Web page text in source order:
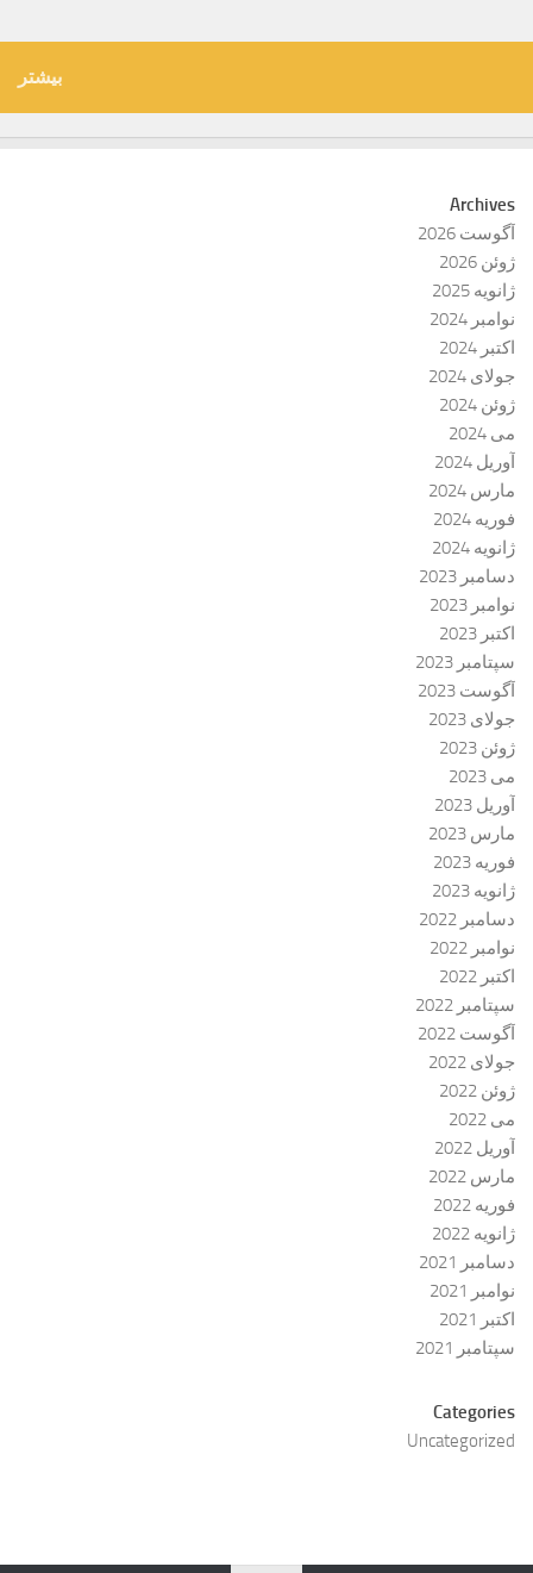
بیشتر
Archives
آگوست 2026
ژوئن 2026
ژانویه 2025
نوامبر 2024
اکتبر 2024
جولای 2024
ژوئن 2024
می 2024
آوریل 2024
مارس 2024
فوریه 2024
ژانویه 2024
دسامبر 2023
نوامبر 2023
اکتبر 2023
سپتامبر 2023
آگوست 2023
جولای 2023
ژوئن 2023
می 2023
آوریل 2023
مارس 2023
فوریه 2023
ژانویه 2023
دسامبر 2022
نوامبر 2022
اکتبر 2022
سپتامبر 2022
آگوست 2022
جولای 2022
ژوئن 2022
می 2022
آوریل 2022
مارس 2022
فوریه 2022
ژانویه 2022
دسامبر 2021
نوامبر 2021
اکتبر 2021
سپتامبر 2021
Categories
Uncategorized